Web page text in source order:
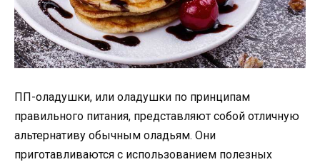
ПП-оладушки, или оладушки по принципам
правильного питания, представляют собой отличную
альтернативу обычным оладьям. Они
приготавливаются с использованием полезных